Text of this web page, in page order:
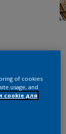
of cookies
usage, and
cookie для